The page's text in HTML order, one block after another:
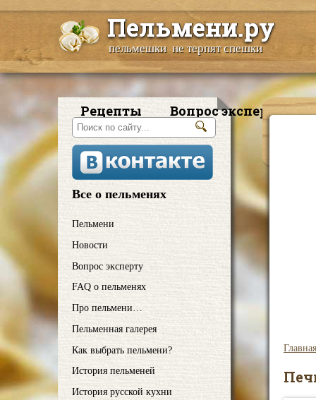
Пельмени.ру
пельмешки не терпят спешки
Рецепты Вопрос эксперту
Все о пельменях
Пельмени
Новости
Вопрос эксперту
FAQ о пельменях
Про пельмени…
Пельменная галерея
Как выбрать пельмени?
История пельменей
История русской кухни
Главная